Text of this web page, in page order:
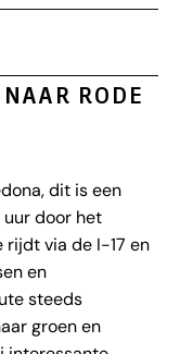
RODE
dit is een
door het
rijdt via de I-17 en
en
steeds
groen en